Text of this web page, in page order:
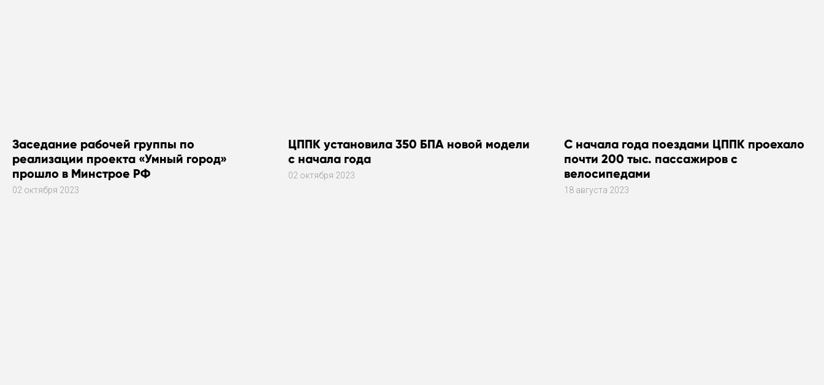
Заседание рабочей группы по
реализации проекта «Умный город»
прошло в Минстрое РФ
02 октября 2023
ЦППК установила 350 БПА новой модели
с начала года
02 октября 2023
С начала года поездами ЦППК проехало
почти 200 тыс. пассажиров с
велосипедами
18 августа 2023